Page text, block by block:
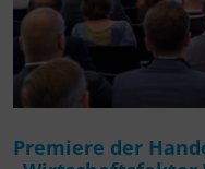
Premiere der